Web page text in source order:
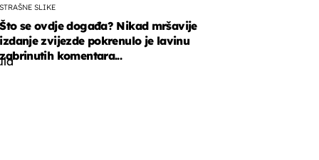
STRAŠNE SLIKE
Što se ovdje događa? Nikad mršavije
izdanje zvijezde pokrenulo je lavinu
zabrinutih komentara...